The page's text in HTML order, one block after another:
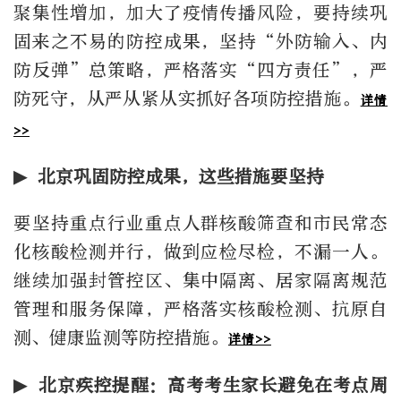
聚集性增加，加大了疫情传播风险，要持续巩
固来之不易的防控成果，坚持“外防输入、内
防反弹”总策略，严格落实“四方责任”，严
防死守，从严从紧从实抓好各项防控措施。
详情
>>
▶ 北京巩固防控成果，这些措施要坚持
要坚持重点行业重点人群核酸筛查和市民常态
化核酸检测并行，做到应检尽检，不漏一人。
继续加强封管控区、集中隔离、居家隔离规范
管理和服务保障，严格落实核酸检测、抗原自
测、健康监测等防控措施。
详情>>
▶ 北京疾控提醒：高考考生家长避免在考点周